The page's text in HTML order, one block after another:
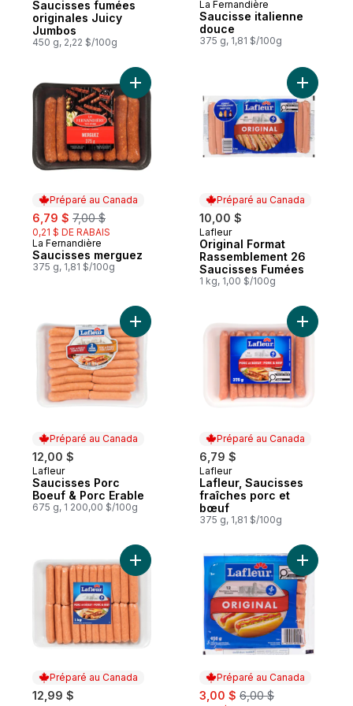
Saucisses fumées
originales Juicy
Jumbos
450 g, 2,22 $/100g
Préparé au Canada
La Fernandière
Saucisse italienne
douce
375 g, 1,81 $/100g
Préparé au Canada
sale:
6,79 $ , formerly:
7,00 $
0,21 $ DE RABAIS
Préparé au Canada
La Fernandière
Saucisses merguez
375 g, 1,81 $/100g
Ajouter Saucisses merguez au panier
Préparé au Canada
10,00 $
Préparé au Canada
Lafleur
Original Format
Rassemblement 26
Saucisses Fumées
1 kg, 1,00 $/100g
Ajouter
Préparé au Canada
12,00 $
Préparé au Canada
Lafleur
Saucisses Porc
Boeuf & Porc Erable
675 g, 1 200,00 $/100g
Ajouter Saucisses Porc Boeuf & Porc
Préparé au Canada
6,79 $
Préparé au Canada
Lafleur
Lafleur, Saucisses
fraîches porc et
bœuf
375 g, 1,81 $/100g
Ajouter
Préparé au Canada
12,99 $
Ajouter Lafleur, Saucisses porc et bœuf
Préparé au Canada
sale:
3,00 $ , formerly:
6,00 $
Ajouter